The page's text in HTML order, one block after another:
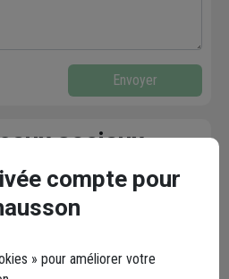
Envoyer
sociaux
compte pour
» pour améliorer votre